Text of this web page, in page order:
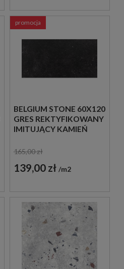
BELGIUM STONE 60X120
GRES REKTYFIKOWANY
IMITUJĄCY KAMIEŃ
165,00 zł
139,00 zł m2
promocja